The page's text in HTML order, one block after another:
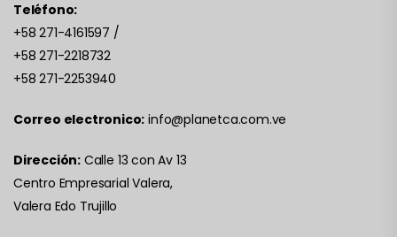
Teléfono:
+58 271-4161597 /
+58 271-2218732
+58 271-2253940
Correo electronico: info@planetca.com.ve
Dirección: Calle 13 con Av 13
Centro Empresarial Valera,
Valera Edo Trujillo